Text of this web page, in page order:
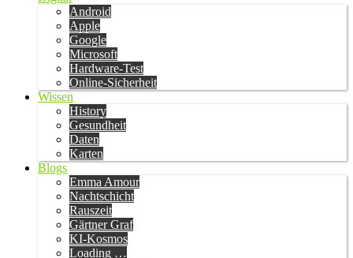
Android
Apple
Google
Microsoft
Hardware-Test
Online-Sicherheit
Wissen
History
Gesundheit
Daten
Karten
Blogs
Emma Amour
Nachtschicht
Rauszeit
Gärtner Graf
KI-Kosmos
Loading …